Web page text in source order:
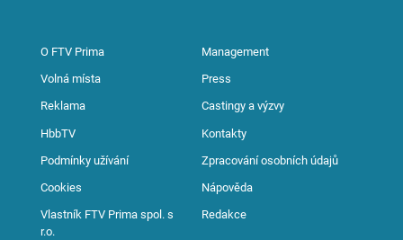
O FTV Prima Management
Volná místa Press
Reklama Castingy a výzvy
HbbTV Kontakty
Podmínky užívání Zpracování osobních údajů
Cookies Nápověda
Vlastník FTV Prima spol. s
r.o.
Redakce